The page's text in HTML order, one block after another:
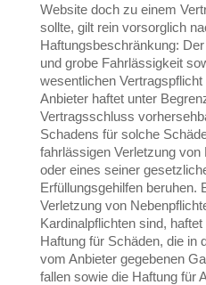
Website doch zu einem
sollte, gilt rein vorsorglich
Haftungsbeschränkung:
und grobe Fahrlässigkeit
wesentlichen
Anbieter haftet unter
Vertragsschluss
Schadens für solche
fahrlässigen Verletzung
oder eines seiner
Erfüllungsgehilfen beruhen.
Verletzung von
Kardinalpflichten sind,
Haftung für Schäden, die in
vom Anbieter gegebenen
fallen sowie die Haftung für